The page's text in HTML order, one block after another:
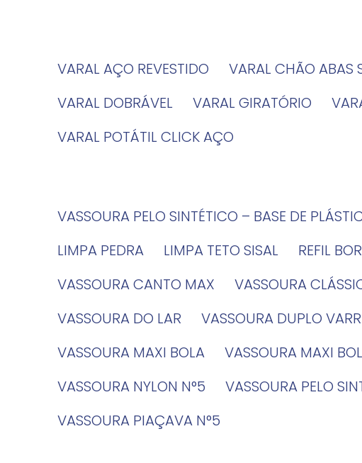
VARAL AÇO REVESTIDO
VARAL CHÃO ABAS
VARAL DOBRÁVEL
VARAL GIRATÓRIO
VARAL POTÁTIL CLICK AÇO
VASSOURA PELO SINTÉTICO – BASE DE
LIMPA PEDRA
LIMPA TETO SISAL REFIL
VASSOURA CANTO MAX
VASSOURA
VASSOURA DO LAR
VASSOURA DUPLO
VASSOURA MAXI BOLA
VASSOURA MAXI
VASSOURA NYLON N°5
VASSOURA PELO
VASSOURA PIAÇAVA N°5